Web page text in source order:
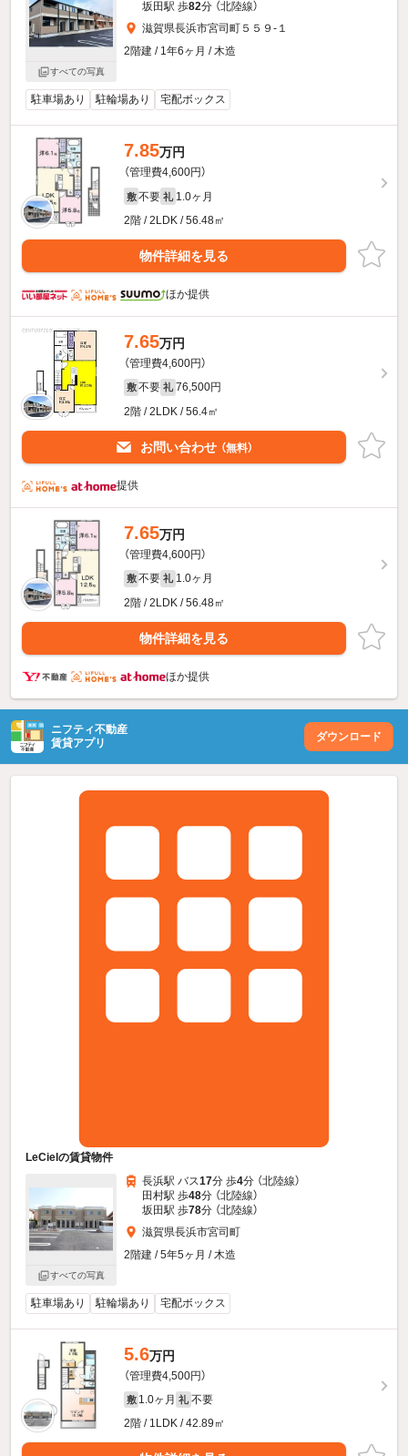
すべての写真
坂田駅 歩82分 （北陸線）
滋賀県長浜市宮司町５５９-１
2階建 / 1年6ヶ月 / 木造
駐車場あり 駐輪場あり 宅配ボックス
7.85万円
（管理費4,600円）
敷 不要 礼 1.0ヶ月
2階 / 2LDK / 56.48㎡
物件詳細を見る
ほか提供
7.65万円
（管理費4,600円）
敷 不要 礼 76,500円
2階 / 2LDK / 56.4㎡
お問い合わせ （無料）
提供
7.65万円
（管理費4,600円）
敷 不要 礼 1.0ヶ月
2階 / 2LDK / 56.48㎡
物件詳細を見る
ほか提供
ニフティ不動産
賃貸アプリ
ダウンロード
LeCielの賃貸物件
すべての写真
長浜駅 バス17分 歩4分 （北陸線）
田村駅 歩48分 （北陸線）
坂田駅 歩78分 （北陸線）
滋賀県長浜市宮司町
2階建 / 5年5ヶ月 / 木造
駐車場あり 駐輪場あり 宅配ボックス
5.6万円
（管理費4,500円）
敷 1.0ヶ月 礼 不要
2階 / 1LDK / 42.89㎡